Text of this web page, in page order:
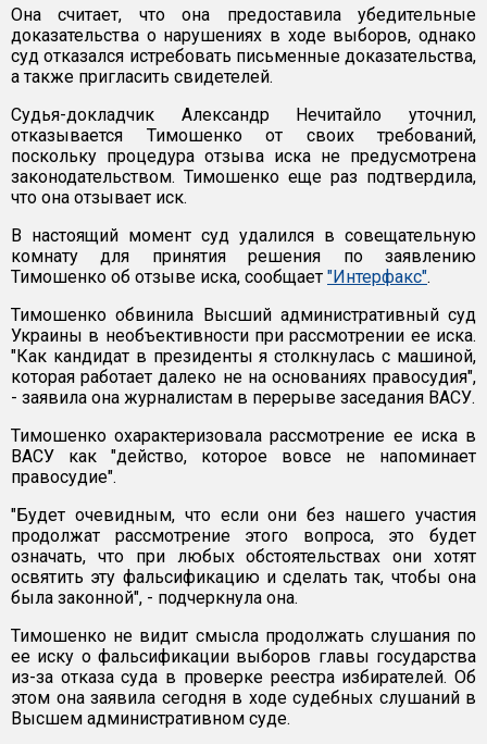
Она считает, что она предоставила убедительные
доказательства о нарушениях в ходе выборов, однако
суд отказался истребовать письменные доказательства,
а также пригласить свидетелей.
Судья-докладчик Александр Нечитайло уточнил,
отказывается Тимошенко от своих требований,
поскольку процедура отзыва иска не предусмотрена
законодательством. Тимошенко еще раз подтвердила,
что она отзывает иск.
В настоящий момент суд удалился в совещательную
комнату для принятия решения по заявлению
Тимошенко об отзыве иска, сообщает "Интерфакс".
Тимошенко обвинила Высший административный суд
Украины в необъективности при рассмотрении ее иска.
"Как кандидат в президенты я столкнулась с машиной,
которая работает далеко не на основаниях правосудия",
- заявила она журналистам в перерыве заседания ВАСУ.
Тимошенко охарактеризовала рассмотрение ее иска в
ВАСУ как "действо, которое вовсе не напоминает
правосудие".
"Будет очевидным, что если они без нашего участия
продолжат рассмотрение этого вопроса, это будет
означать, что при любых обстоятельствах они хотят
освятить эту фальсификацию и сделать так, чтобы она
была законной", - подчеркнула она.
Тимошенко не видит смысла продолжать слушания по
ее иску о фальсификации выборов главы государства
из-за отказа суда в проверке реестра избирателей. Об
этом она заявила сегодня в ходе судебных слушаний в
Высшем административном суде.